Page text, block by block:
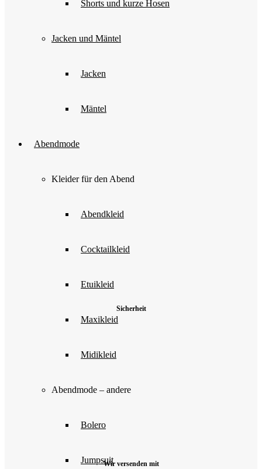
Shorts und kurze Hosen
Jacken und Mäntel
Jacken
Mäntel
Abendmode
Kleider für den Abend
Abendkleid
Cocktailkleid
Etuikleid
Maxikleid
Midikleid
Abendmode – andere
Bolero
Jumpsuit
gewählt
Sicherheit
Wir versenden mit